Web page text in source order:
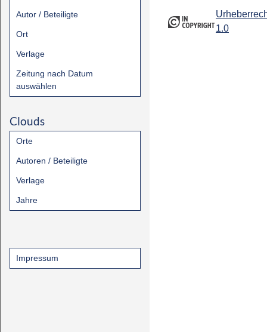
Autor / Beteiligte
Ort
Verlage
Zeitung nach Datum
auswählen
Clouds
Orte
Autoren / Beteiligte
Verlage
Jahre
Impressum
1.0